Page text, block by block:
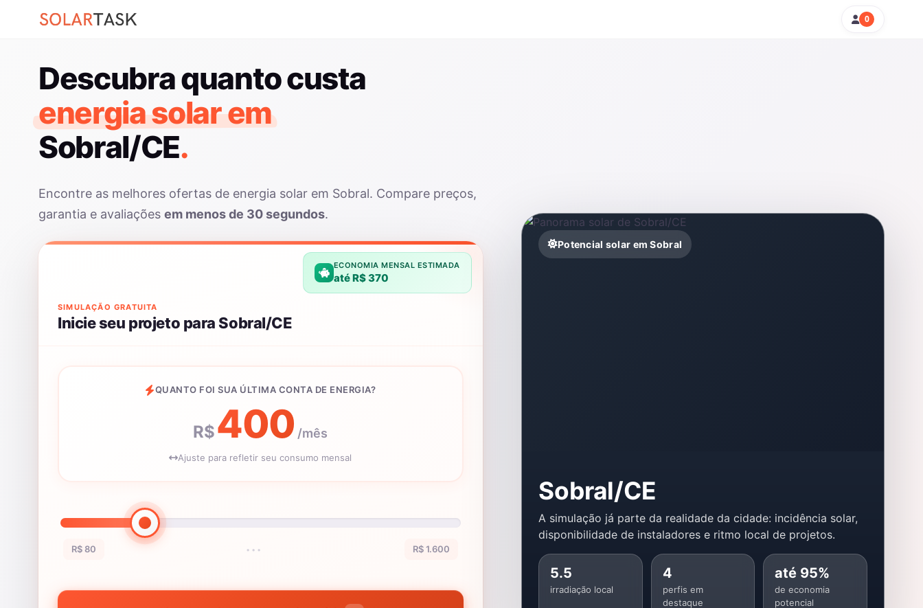
0
Descubra quanto custa
energia solar em
Sobral/CE.
Encontre as melhores ofertas de energia solar em Sobral. Compare preços,
garantia e avaliações em menos de 30 segundos.
ECONOMIA MENSAL ESTIMADA
até R$ 370
SIMULAÇÃO GRATUITA
Inicie seu projeto para Sobral/CE
QUANTO FOI SUA ÚLTIMA CONTA DE ENERGIA?
R$400 /mês
Ajuste para refletir seu consumo mensal
R$ 80 ••• R$ 1.600
Potencial solar em Sobral
Sobral/CE
A simulação já parte da realidade da cidade: incidência solar,
disponibilidade de instaladores e ritmo local de projetos.
5.5
irradiação local
4
perfis em
destaque
até 95%
de economia
potencial